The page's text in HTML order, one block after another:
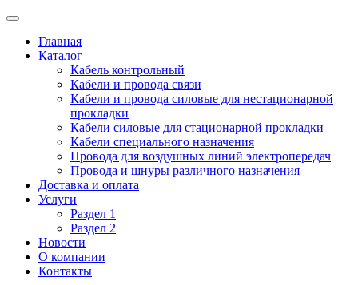
Главная
Каталог
Кабель контрольный
Кабели и провода связи
Кабели и провода силовые для нестационарной
прокладки
Кабели силовые для стационарной прокладки
Кабели специального назначения
Провода для воздушных линий электропередач
Провода и шнуры различного назначения
Доставка и оплата
Услуги
Раздел 1
Раздел 2
Новости
О компании
Контакты